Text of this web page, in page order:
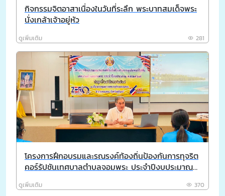
กิจกรรมจิตอาสาเนื่องในวันที่ระลึก พระบาทสมเด็จพระ
นั่งเกล้าเจ้าอยู่หัว
ดูเพิ่มเติม 281
โครงการฝึกอบรมและรณรงค์ท้องถิ่นป้องกันการทุจริต
คอร์รัปชันเทศบาลตำบลจอมพระ ประจำปีงบประมาณ
ดูเพิ่มเติม 370